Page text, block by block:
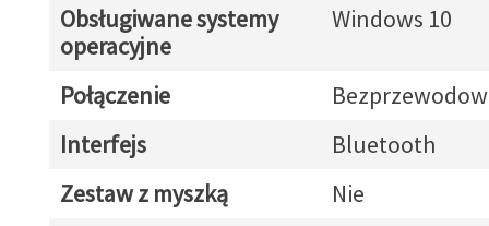
Obsługiwane systemy
operacyjne
Windows 10
Połączenie
Interfejs
Bluetooth
Zestaw z myszką
Nie